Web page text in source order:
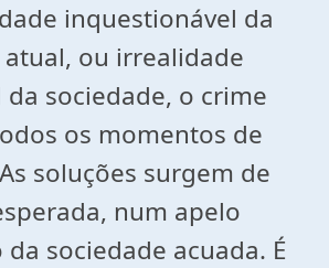
inquestionável da
ou irrealidade
da sociedade, o crime
os momentos de
soluções surgem de
num apelo
sociedade acuada. É